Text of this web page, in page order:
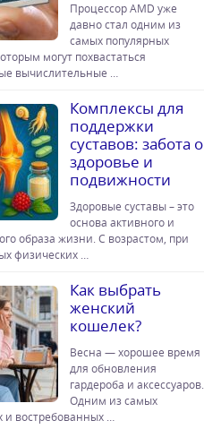
Процессор AMD уже
давно стал одним из
самых популярных
могут похвастаться
вычислительные …
Комплексы для
поддержки
суставов: забота о
здоровье и
подвижности
Здоровые суставы – это
основа активного и
образа жизни. С возрастом, при
физических …
Как выбрать
женский
кошелек?
Весна — хорошее время
для обновления
гардероба и аксессуаров.
Одним из самых
и востребованных …